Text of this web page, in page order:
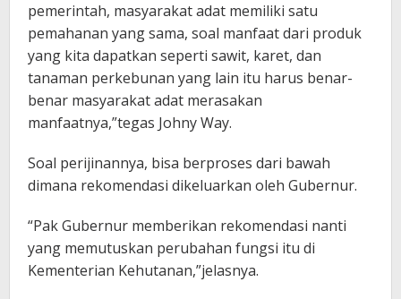
pemerintah, masyarakat adat memiliki satu
pemahanan yang sama, soal manfaat dari produk
yang kita dapatkan seperti sawit, karet, dan
tanaman perkebunan yang lain itu harus benar-
benar masyarakat adat merasakan
manfaatnya,”tegas Johny Way.
Soal perijinannya, bisa berproses dari bawah
dimana rekomendasi dikeluarkan oleh Gubernur.
“Pak Gubernur memberikan rekomendasi nanti
yang memutuskan perubahan fungsi itu di
Kementerian Kehutanan,”jelasnya.